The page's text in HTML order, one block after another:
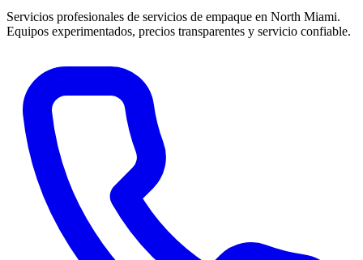
Servicios profesionales de servicios de empaque en North Miami.
Equipos experimentados, precios transparentes y servicio confiable.